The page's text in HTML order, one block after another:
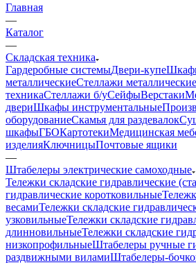
Главная
—
Каталог
—
Складская техника
Гардеробные системыДвери-купе
металлическиеСтеллажи металлические
техникаСтеллажи б/уСейфыВерстаки
двериШкафы инструментальные
оборудованиеСкамья для раздевалок
шкафыГБОКартотекиМедицинская
изделияКлючницыПочтовые ящики
—
Штабелеры электрические самоходные
Тележки складские гидравлические
гидравлические коротковильные
весамиТележки складские
узковильныеТележки складские
длинновильныеТележки складские
низкопрофильныеШтабелеры ручные
раздвижными виламиШтабелеры-